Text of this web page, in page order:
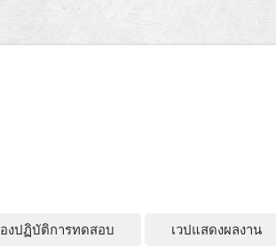
งปฏิบัติการทดสอบ เวปแสดงผลงาน